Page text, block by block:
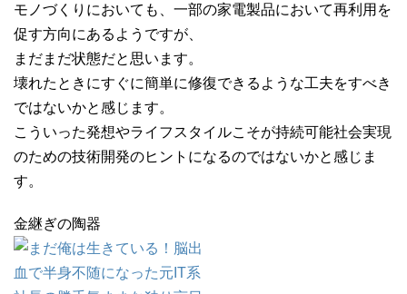
モノづくりにおいても、一部の家電製品において再利用を
促す方向にあるようですが、
まだまだ状態だと思います。
壊れたときにすぐに簡単に修復できるような工夫をすべき
ではないかと感じます。
こういった発想やライフスタイルこそが持続可能社会実現
のための技術開発のヒントになるのではないかと感じま
す。
金継ぎの陶器